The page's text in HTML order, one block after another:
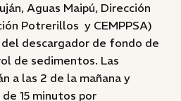
Aguas Maipú, Dirección
Potrerillos y CEMPPSA)
descargador de fondo de
de sedimentos. Las
a las 2 de la mañana y
15 minutos por